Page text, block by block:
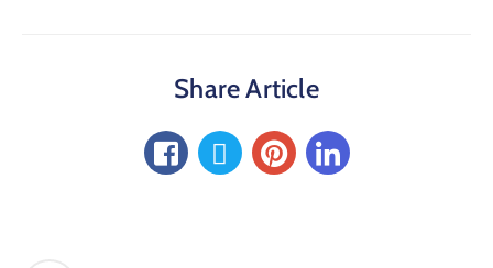
Share Article